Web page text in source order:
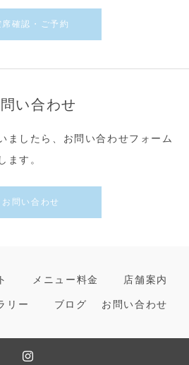
席確認・ご予約
い合わせ
ましたら、お問い合わせフォーム
ます。
お問い合わせ
メニュー料金 店舗案内
リー ブログ お問い合わせ